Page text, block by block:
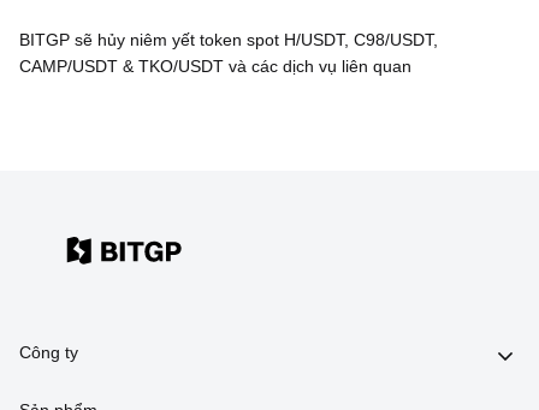
BITGP sẽ hủy niêm yết token spot H/USDT, C98/USDT,
CAMP/USDT & TKO/USDT và các dịch vụ liên quan
Công ty